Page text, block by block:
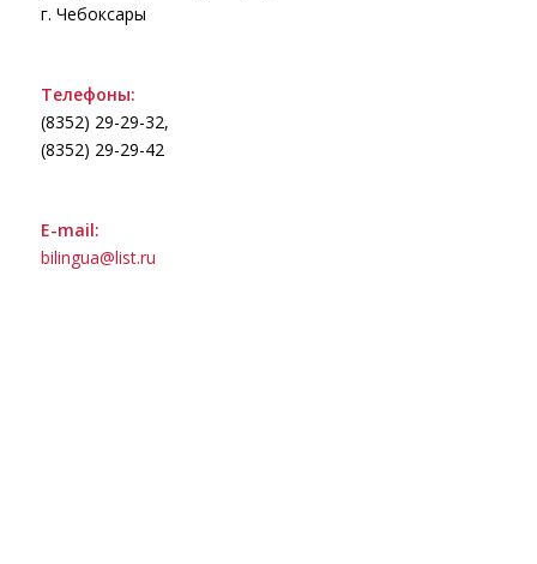
г. Чебоксары
Телефоны:
(8352) 29-29-32,
(8352) 29-29-42
E-mail:
bilingua@list.ru